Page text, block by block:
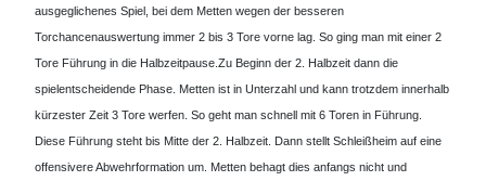
ausgeglichenes Spiel, bei dem Metten wegen der besseren
Torchancenauswertung immer 2 bis 3 Tore vorne lag. So ging man mit einer 2
Tore Führung in die Halbzeitpause. Zu Beginn der 2. Halbzeit dann die
spielentscheidende Phase. Metten ist in Unterzahl und kann trotzdem innerhalb
kürzester Zeit 3 Tore werfen. So geht man schnell mit 6 Toren in Führung.
Diese Führung steht bis Mitte der 2. Halbzeit. Dann stellt Schleißheim auf eine
offensivere Abwehrformation um. Metten behagt dies anfangs nicht und